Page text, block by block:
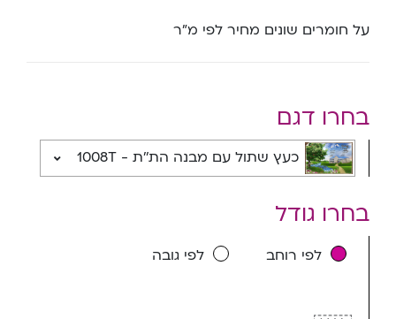
על חומרים שונים מחיר לפי מ”ר
בחרו דגם
כעץ שתול עם מבנה הת''ת - 1008T
בחרו גודל
לפי רוחב לפי גובה